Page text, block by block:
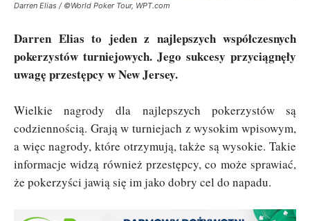
Darren Elias / ©World Poker Tour, WPT.com
Darren Elias to jeden z najlepszych współczesnych
pokerzystów turniejowych. Jego sukcesy przyciągnęły
uwagę przestępcy w New Jersey.
Wielkie nagrody dla najlepszych pokerzystów są
codziennością. Grają w turniejach z wysokim wpisowym,
a więc nagrody, które otrzymują, także są wysokie. Takie
informacje widzą również przestępcy, co może sprawiać,
że pokerzyści jawią się im jako dobry cel do napadu.